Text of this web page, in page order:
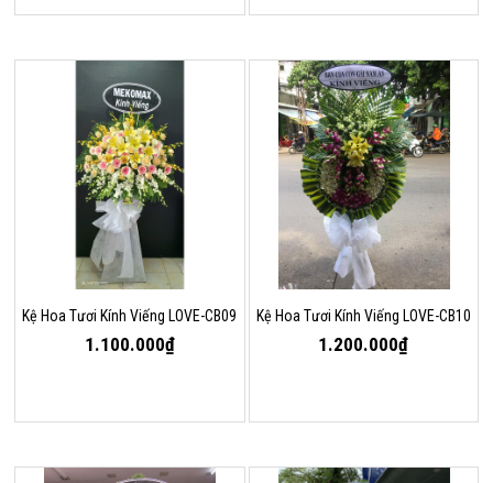
Kệ Hoa Tươi Kính Viếng LOVE-CB09
1.100.000₫
Kệ Hoa Tươi Kính Viếng LOVE-CB10
1.200.000₫